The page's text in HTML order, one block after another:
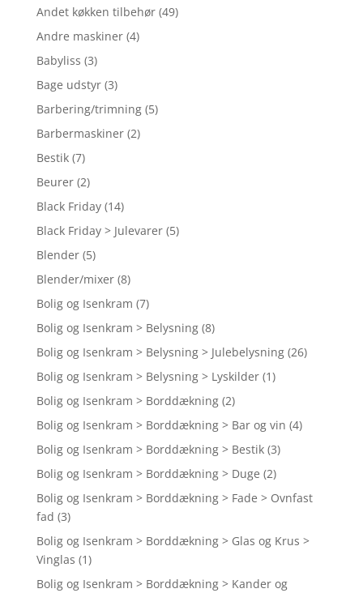
Andet køkken tilbehør (49)
Andre maskiner (4)
Babyliss (3)
Bage udstyr (3)
Barbering/trimning (5)
Barbermaskiner (2)
Bestik (7)
Beurer (2)
Black Friday (14)
Black Friday > Julevarer (5)
Blender (5)
Blender/mixer (8)
Bolig og Isenkram (7)
Bolig og Isenkram > Belysning (8)
Bolig og Isenkram > Belysning > Julebelysning (26)
Bolig og Isenkram > Belysning > Lyskilder (1)
Bolig og Isenkram > Borddækning (2)
Bolig og Isenkram > Borddækning > Bar og vin (4)
Bolig og Isenkram > Borddækning > Bestik (3)
Bolig og Isenkram > Borddækning > Duge (2)
Bolig og Isenkram > Borddækning > Fade > Ovnfast
fad (3)
Bolig og Isenkram > Borddækning > Glas og Krus >
Vinglas (1)
Bolig og Isenkram > Borddækning > Kander og